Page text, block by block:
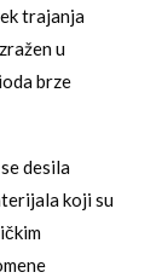
trajanja
u
brze
desila
koji su